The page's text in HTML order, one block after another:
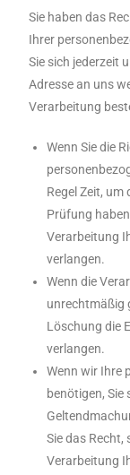
Sie haben das
Ihrer
Sie sich jederzeit
Adresse an uns
Verarbeitung
Wenn Sie die
Regel Zeit, um
Prüfung
Verarbeitung
verlangen.
Wenn die
unrechtmäßig
Löschung die
verlangen.
Wenn wir Ihre
benötigen,
Sie das
Verarbeitung